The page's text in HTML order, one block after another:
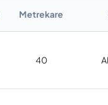
Metrekare
40